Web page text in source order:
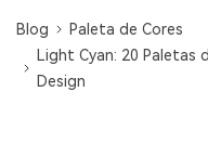
Blog
Paleta de Cores
Light Cyan: 20 Paletas
Design